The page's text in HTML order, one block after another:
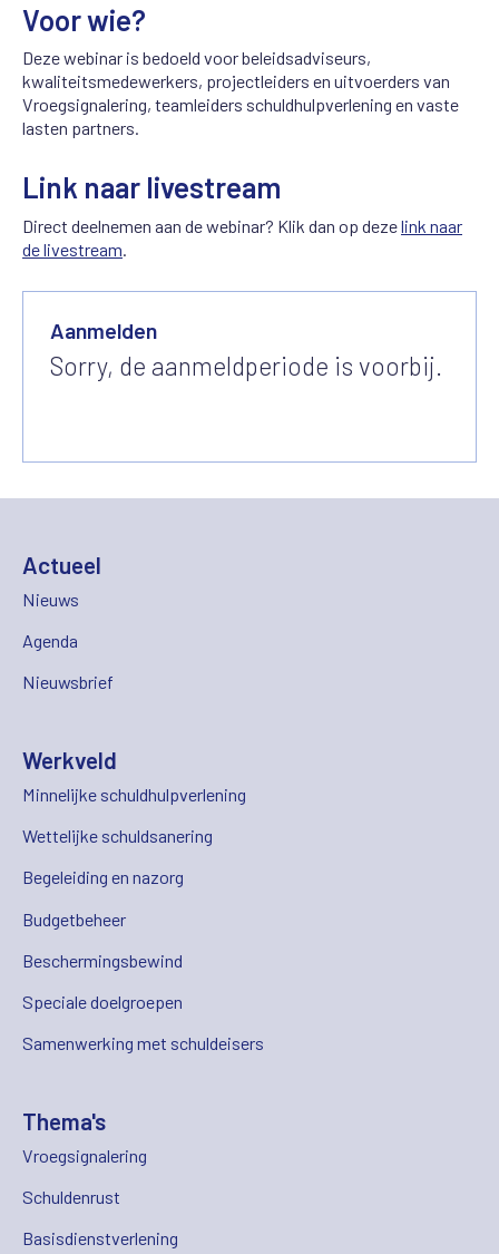
Voor wie?
Deze webinar is bedoeld voor beleidsadviseurs,
kwaliteitsmedewerkers, projectleiders en uitvoerders van
Vroegsignalering, teamleiders schuldhulpverlening en vaste
lasten partners.
Link naar livestream
Direct deelnemen aan de webinar? Klik dan op dezelink naar
de livestream.
Aanmelden
Sorry, de aanmeldperiode is voorbij.
Actueel
Nieuws
Agenda
Nieuwsbrief
Werkveld
Minnelijke schuldhulpverlening
Wettelijke schuldsanering
Begeleiding en nazorg
Budgetbeheer
Beschermingsbewind
Speciale doelgroepen
Samenwerking met schuldeisers
Thema's
Vroegsignalering
Schuldenrust
Basisdienstverlening